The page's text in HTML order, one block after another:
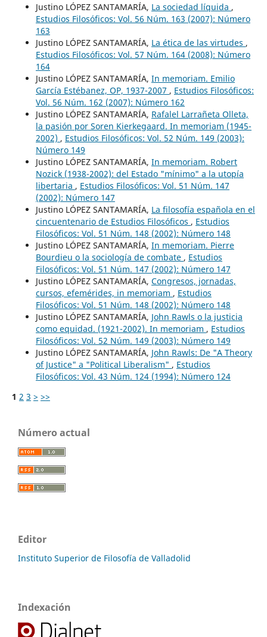
Justino LÓPEZ SANTAMARÍA, La sociedad líquida ,
Estudios Filosóficos: Vol. 56 Núm. 163 (2007): Número
163
Justino LÓPEZ SANTAMARÍA, La ética de las virtudes ,
Estudios Filosóficos: Vol. 57 Núm. 164 (2008): Número
164
Justino LÓPEZ SANTAMARÍA, In memoriam. Emilio
García Estébanez, OP, 1937-2007 , Estudios Filosóficos:
Vol. 56 Núm. 162 (2007): Número 162
Justino LÓPEZ SANTAMARÍA, Rafalel Larrañeta Olleta,
la pasión por Soren Kierkegaard. In memoriam (1945-
2002) , Estudios Filosóficos: Vol. 52 Núm. 149 (2003):
Número 149
Justino LÓPEZ SANTAMARÍA, In memoriam. Robert
Nozick (1938-2002): del Estado "mínimo" a la utopía
libertaria , Estudios Filosóficos: Vol. 51 Núm. 147
(2002): Número 147
Justino LÓPEZ SANTAMARÍA, La filosofía española en el
cincuentenario de Estudios Filosóficos , Estudios
Filosóficos: Vol. 51 Núm. 148 (2002): Número 148
Justino LÓPEZ SANTAMARÍA, In memoriam. Pierre
Bourdieu o la sociología de combate , Estudios
Filosóficos: Vol. 51 Núm. 147 (2002): Número 147
Justino LÓPEZ SANTAMARÍA, Congresos, jornadas,
cursos, efemérides, in memoriam , Estudios
Filosóficos: Vol. 51 Núm. 148 (2002): Número 148
Justino LÓPEZ SANTAMARÍA, John Rawls o la justicia
como equidad. (1921-2002). In memoriam , Estudios
Filosóficos: Vol. 52 Núm. 149 (2003): Número 149
Justino LÓPEZ SANTAMARÍA, John Rawls: De "A Theory
of Justice" a "Political Liberalism" , Estudios
Filosóficos: Vol. 43 Núm. 124 (1994): Número 124
1 2 3 > >>
Número actual
Editor
Instituto Superior de Filosofía de Valladolid
Indexación